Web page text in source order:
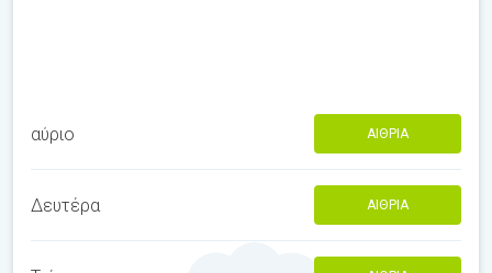
αύριο ΑΊΘΡΙΑ
Δευτέρα ΑΊΘΡΙΑ